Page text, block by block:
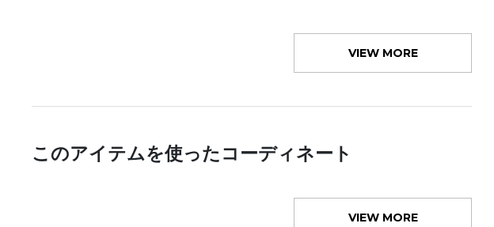
VIEW MORE
このアイテムを使ったコーディネート
VIEW MORE